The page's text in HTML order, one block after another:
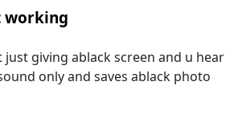
working
giving ablack screen and u hear
only and saves ablack photo